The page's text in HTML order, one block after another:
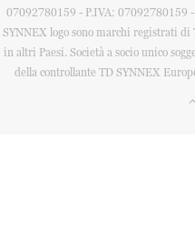
07092780159 - P.IVA: 07092780159
SYNNEX logo sono marchi registrati
in altri Paesi. Società a socio unico
della controllante TD SYNNEX